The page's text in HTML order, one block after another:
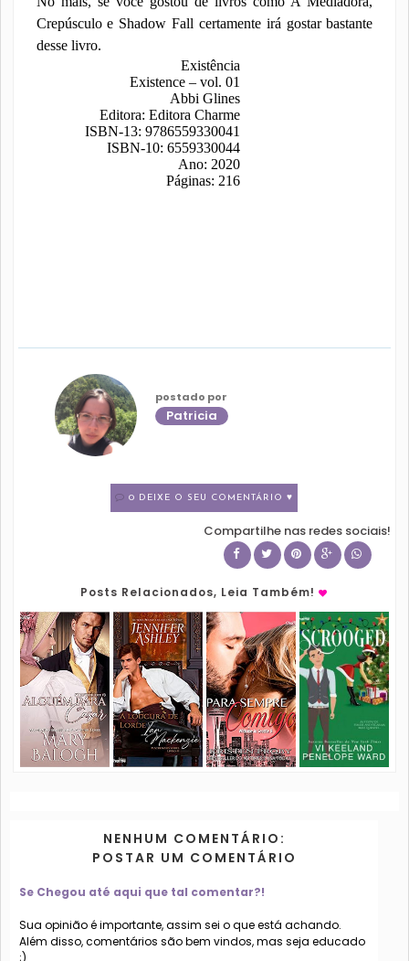
Crepúsculo e Shadow Fall certamente irá gostar bastante
desse livro.
Existência
Existence – vol. 01
Abbi Glines
Editora: Editora Charme
ISBN-13: 9786559330041
ISBN-10: 6559330044
Ano: 2020
Páginas: 216
postado por
Patricia
0 DEIXE O SEU COMENTÁRIO ♥
Compartilhe nas redes sociais!
Posts Relacionados, Leia Também!
NENHUM COMENTÁRIO:
POSTAR UM COMENTÁRIO
Se Chegou até aqui que tal comentar?!
Sua opinião é importante, assim sei o que está achando.
Além disso, comentários são bem vindos, mas seja educado